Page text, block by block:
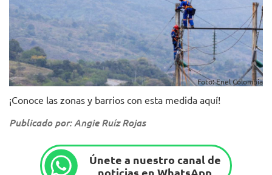
Foto: Enel Colombia
¡Conoce las zonas y barrios con esta medida aquí!
Publicado por: Angie Ruíz Rojas
Únete a nuestro canal de
noticias en WhatsApp